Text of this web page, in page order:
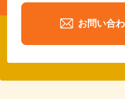
お問い合